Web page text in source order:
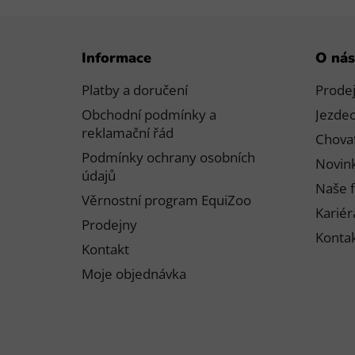
Informace
Platby a doručení
Obchodní podmínky a
reklamační řád
Podmínky ochrany osobních
údajů
Věrnostní program EquiZoo
Prodejny
Kontakt
Moje objednávka
O nás
Naše